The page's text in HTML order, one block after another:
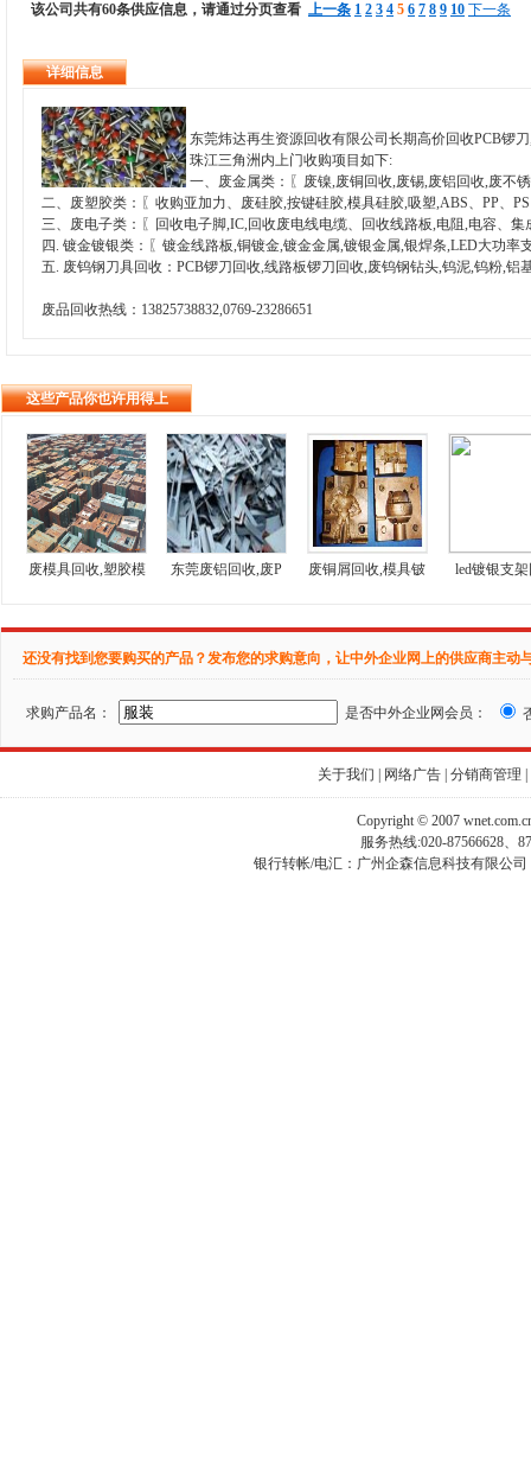
该公司共有60条供应信息，请通过分页查看 上一条 1 2 3 4 5 6 7 8 9 10 下一条
详细信息
东莞炜达再生资源回收有限公司长期高价回收PCB锣
珠江三角洲内上门收购项目如下:
一、废金属类：〖废镍,废铜回收,废锡,废铝回收,废不
二、废塑胶类：〖收购亚加力、废硅胶,按键硅胶,模具硅胶,吸塑,ABS、PP、
三、废电子类：〖回收电子脚,IC,回收废电线电缆、回收线路板,电阻,电容、
四. 镀金镀银类：〖镀金线路板,铜镀金,镀金金属,镀银金属,银焊条,LED大功率
五. 废钨钢刀具回收：PCB锣刀回收,线路板锣刀回收,废钨钢钻头,钨泥,钨粉,铝
废品回收热线：13825738832,0769-23286651
这些产品你也许用得上
废模具回收,塑胶模 东莞废铝回收,废P 废铜屑回收,模具铍 led镀银支
还没有找到您要购买的产品？发布您的求购意向，让中外企业网上的供应商主动
求购产品名： 是否中外企业网会员：
关于我们 网络广告 分销商管理
Copyright © 2007
服务热线:020-87566628、
银行转帐/电汇：广州企森信息科技有限公